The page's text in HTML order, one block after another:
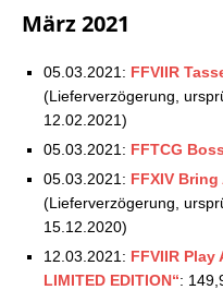
26.12.2021
März 2021
05.03.2021: FFVIIR
(Lieferverzögerung,
12.02.2021)
05.03.2021: FFTCG
05.03.2021: FFXIV Bring
(Lieferverzögerung,
15.12.2020)
12.03.2021: FFVIIR Play
LIMITED EDITION“: